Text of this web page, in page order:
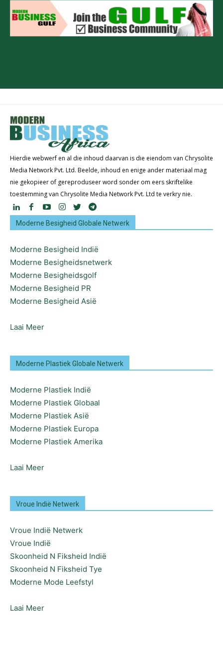
Hierdie webwerf en al die inhoud daarvan is die eiendom van Chrysolite
Media Network Pvt. Ltd. Beelde, inhoud en enige ander materiaal mag
nie gekopieer of gereproduseer word sonder om eers skriftelike
toestemming van Chrysolite Media Network Pvt. Ltd te verkry nie.
Moderne Besigheid Globale Netwerk
Moderne Besigheid Indië
Moderne Besigheidsnetwerk
Moderne Besigheidsgolf
Moderne Besigheid PR
Moderne Besigheid Asië
Laai Meer
Moderne Plastiek Globale Netwerk
Moderne Plastiek Indië
Moderne Plastiek Globaal
Moderne Plastiek Asië
Moderne Plastiek Europa
Moderne Plastiek Amerika
Laai Meer
Vroue Indië Netwerk
Vroue Indië Netwerk
Vroue Indië
Skoonheid N Fiksheid Indië
Skoonheid N Fiksheid Tye
Moderne Mode Leefstyl
Laai Meer